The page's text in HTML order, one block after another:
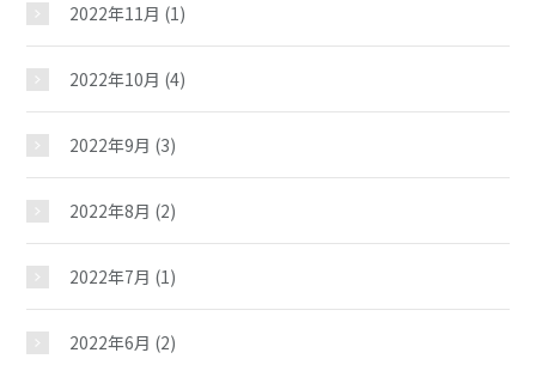
ギャラリー
夢ステーション
2022年11月 (1)
2022年10月 (4)
2022年9月 (3)
2022年8月 (2)
2022年7月 (1)
2022年6月 (2)